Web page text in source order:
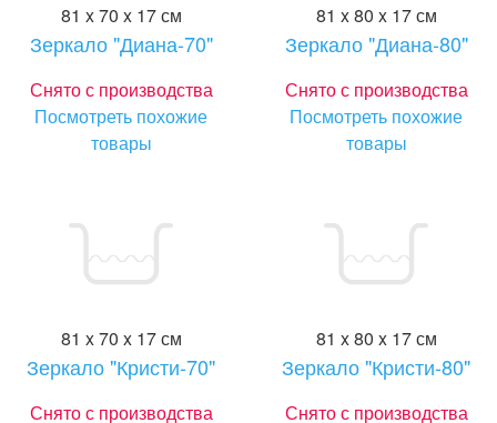
81 x 70 x 17 см
Зеркало "Диана-70"
Снято с производства
Посмотреть похожие
товары
81 x 80 x 17 см
Зеркало "Диана-80"
Снято с производства
Посмотреть похожие
товары
81 x 70 x 17 см
Зеркало "Кристи-70"
Снято с производства
81 x 80 x 17 см
Зеркало "Кристи-80"
Снято с производства